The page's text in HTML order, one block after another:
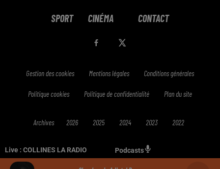
Live : COLLINES LA RADIO Podcasts
SPORT CINÉMA CONTACT
Gestion des cookies Mentions légales Conditions générales
Politique cookies Politique de confidentialité Plan du site
Archives 2026 2025 2024 2023 2022